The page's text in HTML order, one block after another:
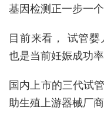
基因检测正一步一
目前来看， 试管婴
也是当前妊娠成功
国内上市的三代试
助生殖上游器械厂商